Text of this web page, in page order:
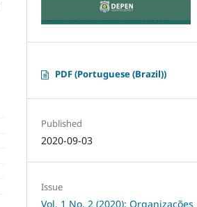
PDF (Portuguese (Brazil))
Published
2020-09-03
Issue
Vol. 1 No. 2 (2020): Organizações